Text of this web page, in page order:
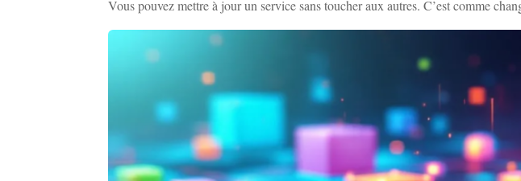
Vous pouvez mettre à jour un service sans toucher aux autres. C’est comme